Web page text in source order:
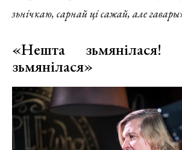
зьнічкаю, сарнай ці сажай, але гавары
«Нешта зьмянілася!
зьмянілася»